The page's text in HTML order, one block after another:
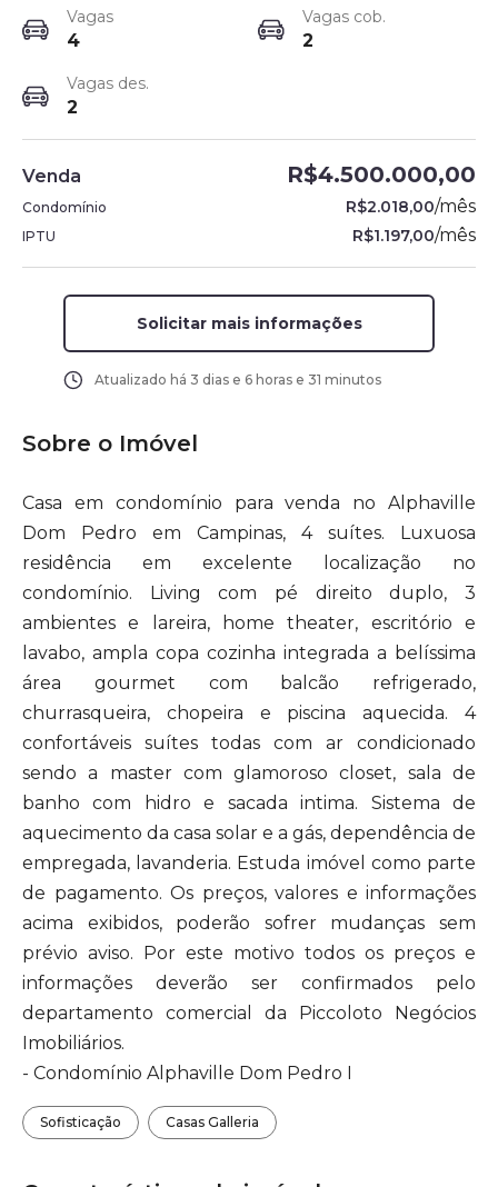
Vagas
4
Vagas cob.
2
Vagas des.
2
Venda R$4.500.000,00
Condomínio R$2.018,00/mês
IPTU R$1.197,00/mês
Solicitar mais informações
Atualizado há 3 dias e 6 horas e 31 minutos
Sobre o Imóvel
Casa em condomínio para venda no Alphaville
Dom Pedro em Campinas, 4 suítes. Luxuosa
residência em excelente localização no
condomínio. Living com pé direito duplo, 3
ambientes e lareira, home theater, escritório e
lavabo, ampla copa cozinha integrada a belíssima
área gourmet com balcão refrigerado,
churrasqueira, chopeira e piscina aquecida. 4
confortáveis suítes todas com ar condicionado
sendo a master com glamoroso closet, sala de
banho com hidro e sacada intima. Sistema de
aquecimento da casa solar e a gás, dependência de
empregada, lavanderia. Estuda imóvel como parte
de pagamento. Os preços, valores e informações
acima exibidos, poderão sofrer mudanças sem
prévio aviso. Por este motivo todos os preços e
informações deverão ser confirmados pelo
departamento comercial da Piccoloto Negócios
Imobiliários.
- Condomínio Alphaville Dom Pedro I
Sofisticação Casas Galleria